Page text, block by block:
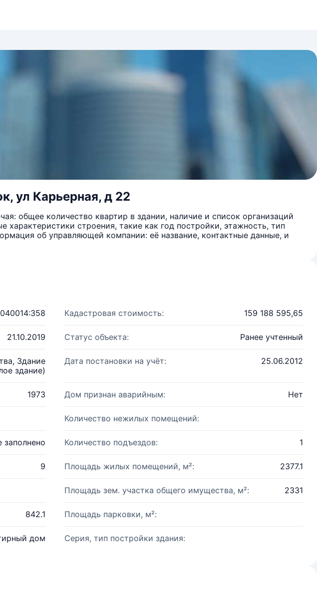
ул Карьерная, д 22
общее количество квартир в здании, наличие и список организаций
строения, такие как год постройки, этажность, тип
об управляющей компании: её название, контактные данные, и
Кадастровая стоимость: 159 188 595,65
21.10.2019 Статус объекта: Ранее учтенный
Здание
здание)
Дата постановки на учёт: 25.06.2012
1973 Дом признан аварийным: Нет
Количество нежилых помещений:
заполнено Количество подъездов: 1
9 Площадь жилых помещений, м²: 2377.1
Площадь зем. участка общего имущества, м²: 2331
842.1 Площадь парковки, м²:
дом Серия, тип постройки здания: